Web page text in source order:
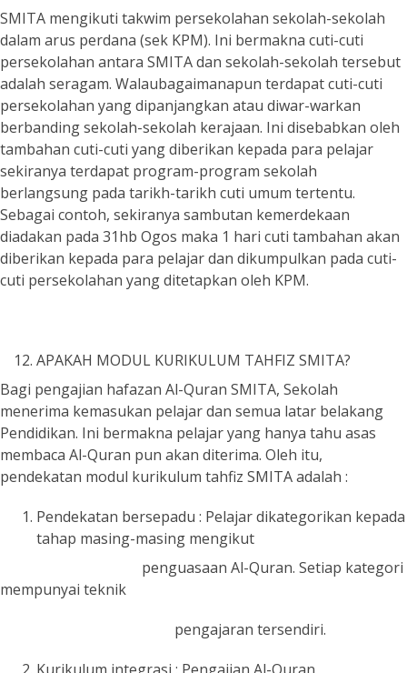
SMITA mengikuti takwim persekolahan sekolah-sekolah
dalam arus perdana (sek KPM). Ini bermakna cuti-cuti
persekolahan antara SMITA dan sekolah-sekolah tersebut
adalah seragam. Walaubagaimanapun terdapat cuti-cuti
persekolahan yang dipanjangkan atau diwar-warkan
berbanding sekolah-sekolah kerajaan. Ini disebabkan oleh
tambahan cuti-cuti yang diberikan kepada para pelajar
sekiranya terdapat program-program sekolah
berlangsung pada tarikh-tarikh cuti umum tertentu.
Sebagai contoh, sekiranya sambutan kemerdekaan
diadakan pada 31hb Ogos maka 1 hari cuti tambahan akan
diberikan kepada para pelajar dan dikumpulkan pada cuti-
cuti persekolahan yang ditetapkan oleh KPM.
APAKAH MODUL KURIKULUM TAHFIZ SMITA?
Bagi pengajian hafazan Al-Quran SMITA, Sekolah
menerima kemasukan pelajar dan semua latar belakang
Pendidikan. Ini bermakna pelajar yang hanya tahu asas
membaca Al-Quran pun akan diterima. Oleh itu,
pendekatan modul kurikulum tahfiz SMITA adalah :
Pendekatan bersepadu : Pelajar dikategorikan kepada
tahap masing-masing mengikut
penguasaan Al-Quran. Setiap kategori
mempunyai teknik
pengajaran tersendiri.